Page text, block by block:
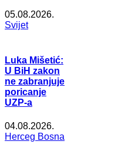
05.08.2026.
Svijet
Luka Mišetić:
U BiH zakon
ne zabranjuje
poricanje
UZP-a
04.08.2026.
Herceg Bosna